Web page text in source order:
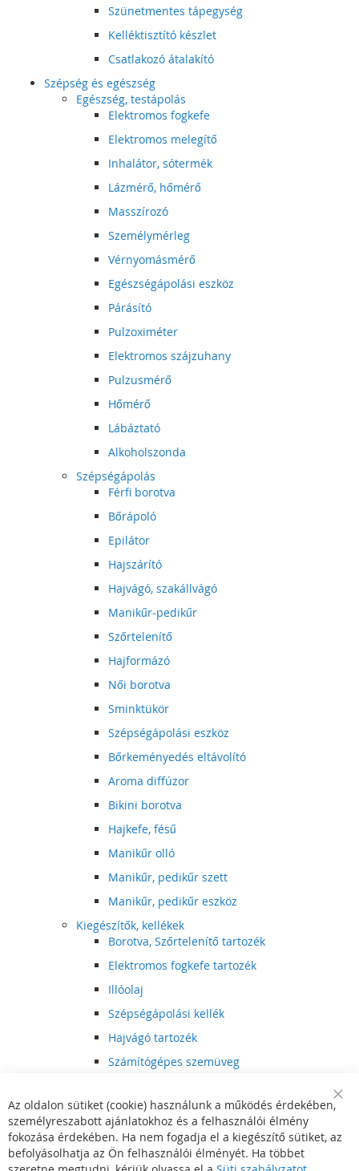
Szünetmentes tápegység
Kelléktisztító készlet
Csatlakozó átalakító
Szépség és egészség
Egészség, testápolás
Elektromos fogkefe
Elektromos melegítő
Inhalátor, sótermék
Lázmérő, hőmérő
Masszírozó
Személymérleg
Vérnyomásmérő
Egészségápolási eszköz
Párásító
Pulzoximéter
Elektromos szájzuhany
Pulzusmérő
Hőmérő
Lábáztató
Alkoholszonda
Szépségápolás
Férfi borotva
Bőrápoló
Epilátor
Hajszárító
Hajvágó, szakállvágó
Manikűr-pedikűr
Szőrtelenítő
Hajformázó
Női borotva
Sminktükör
Szépségápolási eszköz
Bőrkeményedés eltávolító
Aroma diffúzor
Bikini borotva
Hajkefe, fésű
Manikűr olló
Manikűr, pedikűr szett
Manikűr, pedikűr eszköz
Kiegészítők, kellékek
Borotva, Szőrtelenítő tartozék
Elektromos fogkefe tartozék
Illóolaj
Szépségápolási kellék
Hajvágó tartozék
Számítógépes szemüveg
Hajvágó kiegészítő
Szórakoztató elektronika
Multimédia
DVD, BluRay lejátszó
Bar
Az oldalon sütiket (cookie) használunk a működés érdekében,
személyreszabott ajánlatokhoz és a felhasználói élmény
fokozása érdekében. Ha nem fogadja el a kiegészítő sütiket, az
befolyásolhatja az Ön felhasználói élményét. Ha többet